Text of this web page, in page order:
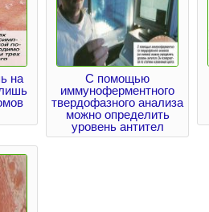
на
С помощью
иммуноферментного
твердофазного анализа
можно определить
уровень антител